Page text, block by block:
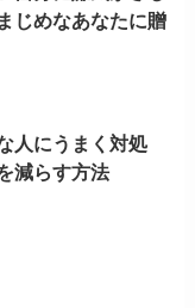
じめなあなたに贈
人にうまく対処
減らす方法